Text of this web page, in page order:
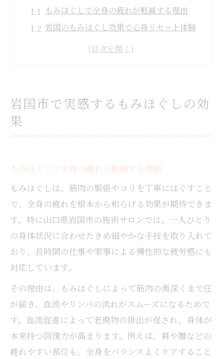
もみほぐしで全身の疲れが軽減する理由
岩国のもみほぐし効果で心身リセット体験
慢性的な肩こりに効くもみほぐしの魅力と
もみほぐし手技が導く心身リフレッシュ
組み
しの効果
もみほぐしでリフレッシュできる理由と体
験談
全身のめぐりを整えるもみほぐし手技の特
徴
仕事帰りにも最適なもみほぐしのポイント
疲れが取れないならもみほぐしで解消
もみほぐしが慢性疲労を根本からリセット
もみほぐしで睡眠の質まで向上する理由
首肩背中の疲れに効くもみほぐし手技の実
力
岩国で体験できるもみほぐしの効果とは
岩国市で実感するもみほぐしの効
果
もみほぐしで全身の疲れが軽減する理由
もみほぐしは、筋肉の緊張やコリを丁寧にほぐすこと
で、全身の疲れを根本から和らげる効果が期待できま
す。特に山口県岩国市の施術サロンでは、一人ひとり
の身体状況に合わせたきめ細やかな手技を取り入れて
おり、長時間の仕事や家事による慢性的な疲労感にも
対応しています。
その理由は、もみほぐしによって筋肉の奥深くまで圧
が届き、血流やリンパの流れがスムーズになるためで
す。血流促進によって老廃物の排出が促され、身体が
本来持つ回復力が高まります。例えば、肩や腰などの
疲れやすい部位も、全身をバランスよくケアすること